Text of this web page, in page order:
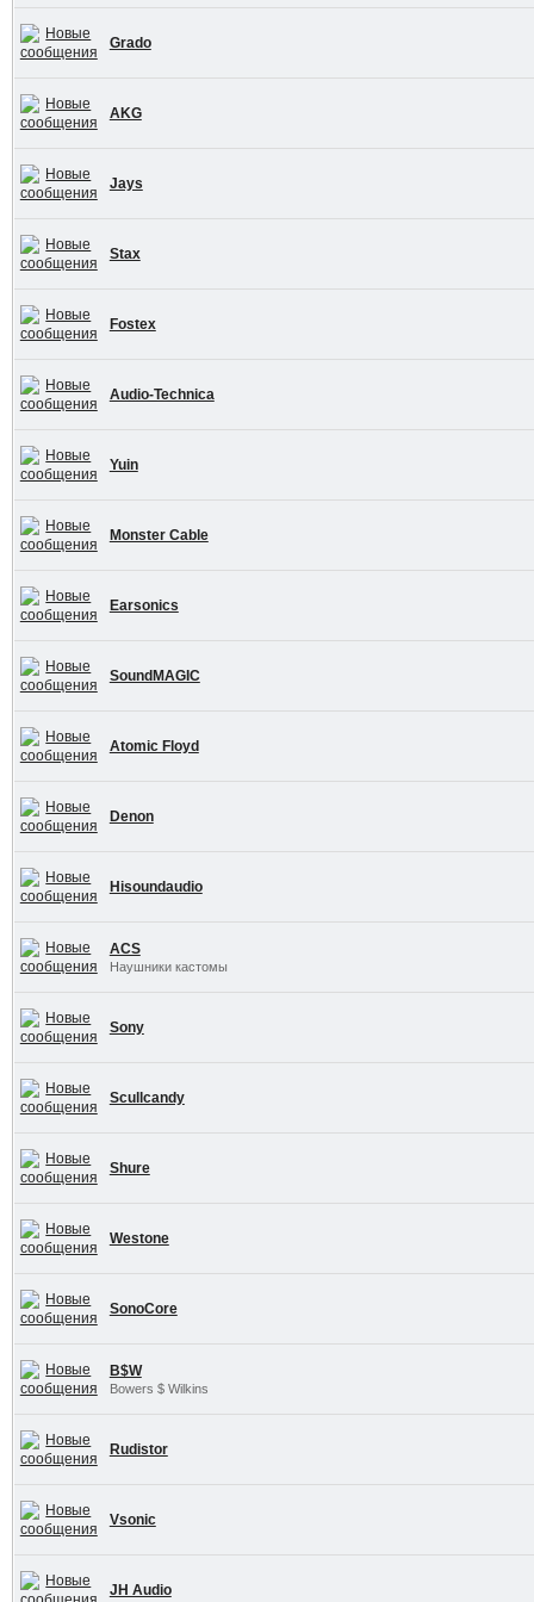
Grado
AKG
Jays
Stax
Fostex
Audio-Technica
Yuin
Monster Cable
Earsonics
SoundMAGIC
Atomic Floyd
Denon
Hisoundaudio
ACS
Наушники кастомы
Sony
Scullcandy
Shure
Westone
SonoCore
B$W
Bowers $ Wilkins
Rudistor
Vsonic
JH Audio